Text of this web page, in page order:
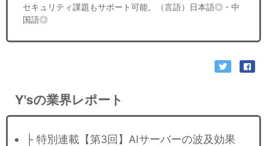
セキュリティ課題もサポート可能。（言語）日本語◎・中
国語◎
Y'sの業界レポート
├ 特別連載【第3回】AIサーバーの波及効果